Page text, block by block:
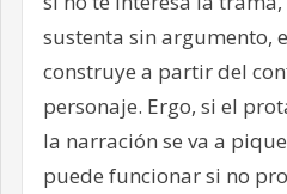
sustenta sin argumento,
construye a partir del
personaje. Ergo, si el
la narración se va a
puede funcionar si no